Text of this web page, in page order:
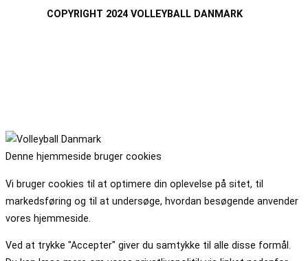
COPYRIGHT 2024 VOLLEYBALL DANMARK
Denne hjemmeside bruger cookies
Vi bruger cookies til at optimere din oplevelse på sitet, til
markedsføring og til at undersøge, hvordan besøgende anvender
vores hjemmeside.
Ved at trykke "Accepter" giver du samtykke til alle disse formål.